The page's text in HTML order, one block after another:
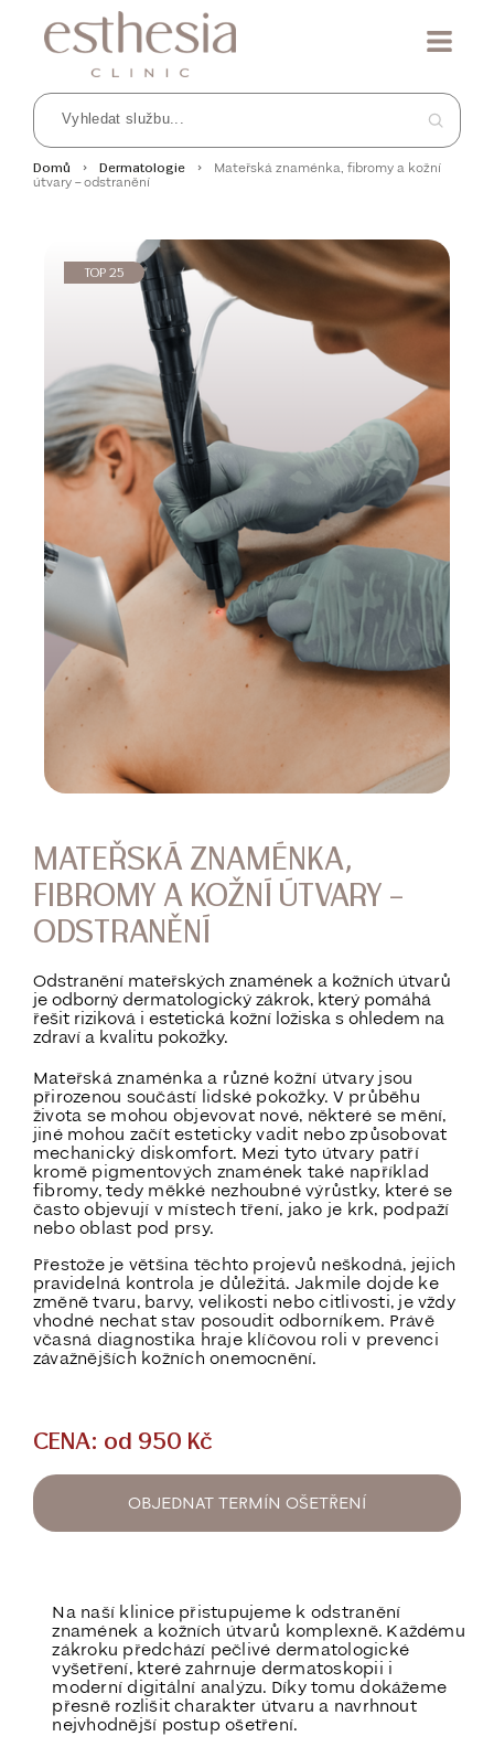
Domů Dermatologie Mateřská znaménka, fibromy a kožní
útvary – odstranění
TOP 25
MATEŘSKÁ ZNAMÉNKA,
FIBROMY A KOŽNÍ ÚTVARY –
ODSTRANĚNÍ
Odstranění mateřských znamének a kožních útvarů
je odborný dermatologický zákrok, který pomáhá
řešit riziková i estetická kožní ložiska s ohledem na
zdraví a kvalitu pokožky.
Mateřská znaménka a různé kožní útvary jsou
přirozenou součástí lidské pokožky. V průběhu
života se mohou objevovat nové, některé se mění,
jiné mohou začít esteticky vadit nebo způsobovat
mechanický diskomfort. Mezi tyto útvary patří
kromě pigmentových znamének také například
fibromy, tedy měkké nezhoubné výrůstky, které se
často objevují v místech tření, jako je krk, podpaží
nebo oblast pod prsy.
Přestože je většina těchto projevů neškodná, jejich
pravidelná kontrola je důležitá. Jakmile dojde ke
změně tvaru, barvy, velikosti nebo citlivosti, je vždy
vhodné nechat stav posoudit odborníkem. Právě
včasná diagnostika hraje klíčovou roli v prevenci
závažnějších kožních onemocnění.
CENA: od 950 Kč
OBJEDNAT TERMÍN OŠETŘENÍ
Na naší klinice přistupujeme k odstranění
znamének a kožních útvarů komplexně. Každému
zákroku předchází pečlivé dermatologické
vyšetření, které zahrnuje dermatoskopii i
moderní digitální analýzu. Díky tomu dokážeme
přesně rozlišit charakter útvaru a navrhnout
nejvhodnější postup ošetření.